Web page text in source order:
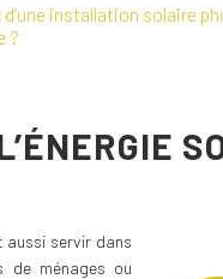
installation solaire
?
aussi servir dans
de ménages ou